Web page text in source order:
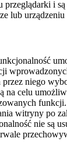
przeglądarki i
lub
niego
na celu
witryny po
nie są